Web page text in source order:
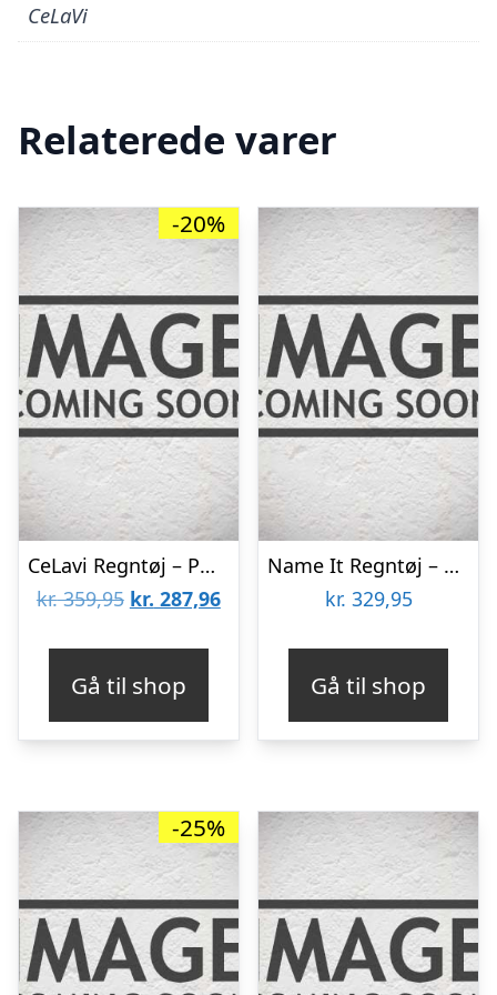
CeLaVi
Relaterede varer
-20%
CeLavi Regntøj – PU – Koral
kr.359,95 Den
kr. 359,95.
kr. 287,96Den
kr. 287,96.
Gå til shop
Name It Regntøj – PU – Noos – NknDry10 – Sort
kr. 329,95
Gå til shop
-25%